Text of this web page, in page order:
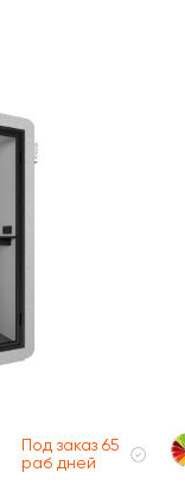
Под заказ 65
раб дней